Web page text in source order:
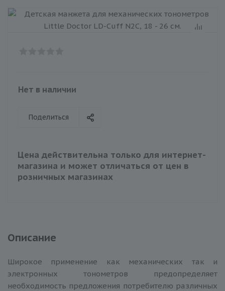
Нет в наличии
Поделиться
Цена действительна только для интернет-
магазина и может отличаться от цен в
розничных магазинах
Описание
Широкое применение как механических так и
электронных тонометров предопределяет
необходимость предложения потребителю различных